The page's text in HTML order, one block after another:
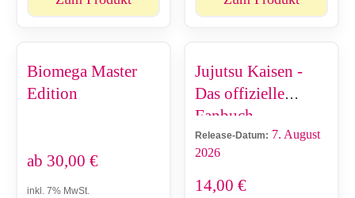
Biomega Master
Edition
ab 30,00 €
inkl. 7% MwSt.
Jujutsu Kaisen -
Das offizielle
Fanbuch
Release-Datum: 7. August
2026
14,00 €